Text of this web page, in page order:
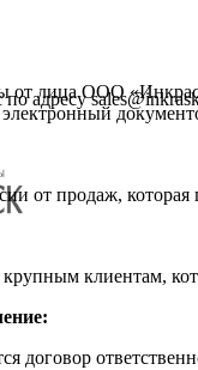
по адресу
от лица ООО
от продаж,
клиентам,
договор